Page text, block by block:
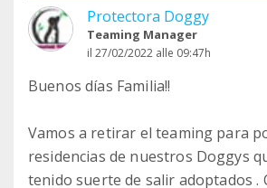
Protectora Doggy
Teaming Manager
il 27/02/2022 alle 09:47h
Buenos días Familia!!
Vamos a retirar el teaming para
residencias de nuestros Doggys
tenido suerte de salir adoptados .